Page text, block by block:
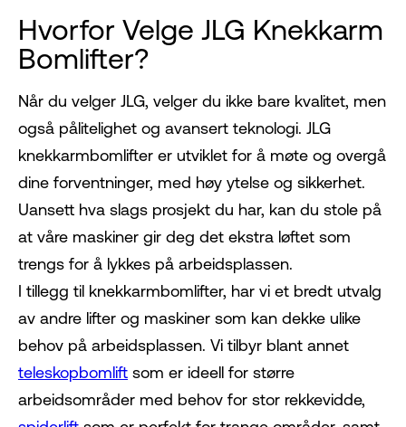
Hvorfor Velge JLG Knekkarm
Bomlifter?
Når du velger JLG, velger du ikke bare kvalitet, men
også pålitelighet og avansert teknologi. JLG
knekkarmbomlifter er utviklet for å møte og overgå
dine forventninger, med høy ytelse og sikkerhet.
Uansett hva slags prosjekt du har, kan du stole på
at våre maskiner gir deg det ekstra løftet som
trengs for å lykkes på arbeidsplassen.
I tillegg til knekkarmbomlifter, har vi et bredt utvalg
av andre lifter og maskiner som kan dekke ulike
behov på arbeidsplassen. Vi tilbyr blant annet
teleskopbomlift som er ideell for større
arbeidsområder med behov for stor rekkevidde,